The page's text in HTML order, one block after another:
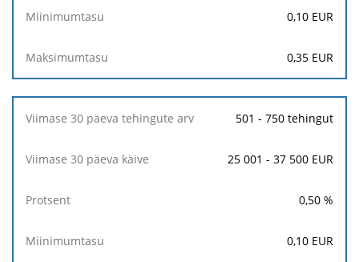
0,10 EUR
0,35 EUR
501 - 750 tehingut
25 001 - 37 500 EUR
0,50 %
0,10 EUR